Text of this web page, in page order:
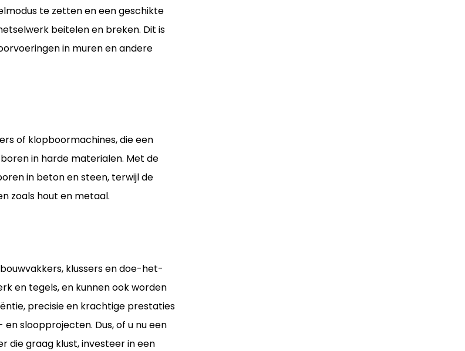
te zetten en een geschikte
beitelen en breken. Dit is
in muren en andere
of klopboormachines, die een
in harde materialen. Met de
in beton en steen, terwijl de
zoals hout en metaal.
klussers en doe-het-
en tegels, en kunnen ook worden
precisie en krachtige prestaties
sloopprojecten. Dus, of u nu een
die graag klust, investeer in een